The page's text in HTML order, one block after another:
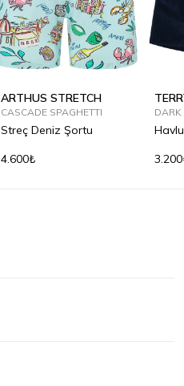
ARTHUS STRETCH
CASCADE SPAGHETTI
Streç Deniz Şortu
4.600₺
DARK